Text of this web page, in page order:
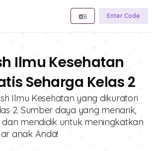
Enter Code
Ilmu Kesehatan
Seharga Kelas 2
Ilmu Kesehatan yang dikuratori
2. Sumber daya yang menarik,
mendidik untuk meningkatkan
anak Anda!